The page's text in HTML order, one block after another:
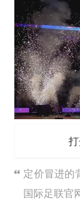
定价冒进的
国际足联官